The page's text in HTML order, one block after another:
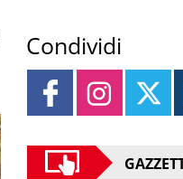
Condividi